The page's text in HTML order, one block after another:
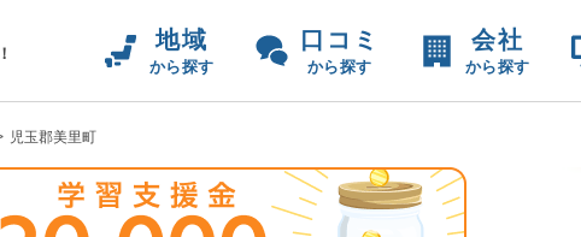
地域
から探す
口コミ
から探す
会社
から探す
児玉郡美里町